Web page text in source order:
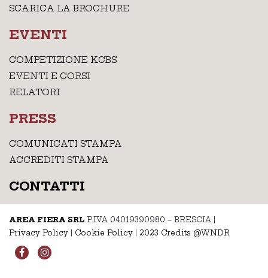
SCARICA LA BROCHURE
EVENTI
COMPETIZIONE KCBS
EVENTI E CORSI
RELATORI
PRESS
COMUNICATI STAMPA
ACCREDITI STAMPA
CONTATTI
AREA FIERA SRL P.IVA 04019390980 – BRESCIA
Privacy Policy
Cookie Policy 2023 Credits @WNDR